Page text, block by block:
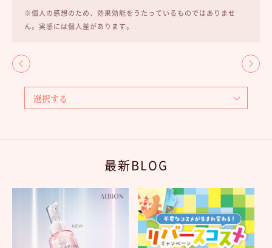
※個人の感想のため、効果効能をうたっているものではありませ
ん。実感には個人差があります。
最新BLOG